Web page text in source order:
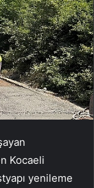
Kocaeli
yenileme